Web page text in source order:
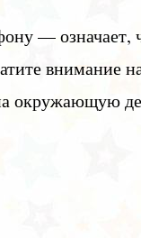
— означает,
внимание
окружающую